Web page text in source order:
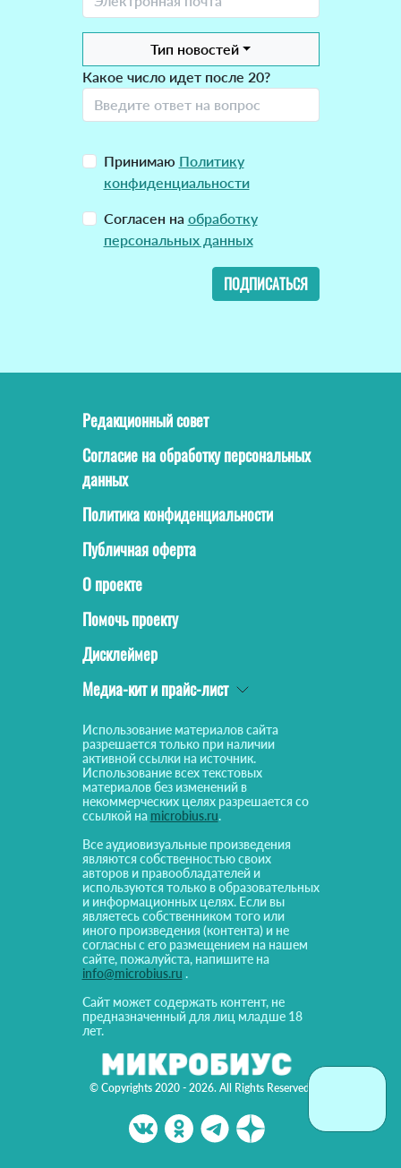
Тип новостей
Какое число идет после 20?
Принимаю Политику
конфиденциальности
Согласен на обработку
персональных данных
ПОДПИСАТЬСЯ
© Copyrights 2020 - 2026. All Rights Reserved!
Редакционный совет
Согласие на обработку персональных
данных
Политика конфиденциальности
Публичная оферта
О проекте
Помочь проекту
Дисклеймер
Медиа-кит и прайс-лист
Использование материалов сайта
разрешается только при наличии
активной ссылки на источник.
Использование всех текстовых
материалов без изменений в
некоммерческих целях разрешается со
ссылкой на microbius.ru.
Все аудиовизуальные произведения
являются собственностью своих
авторов и правообладателей и
используются только в образовательных
и информационных целях. Если вы
являетесь собственником того или
иного произведения (контента) и не
согласны с его размещением на нашем
сайте, пожалуйста, напишите на
info@microbius.ru .
Сайт может содержать контент, не
предназначенный для лиц младше 18
лет.